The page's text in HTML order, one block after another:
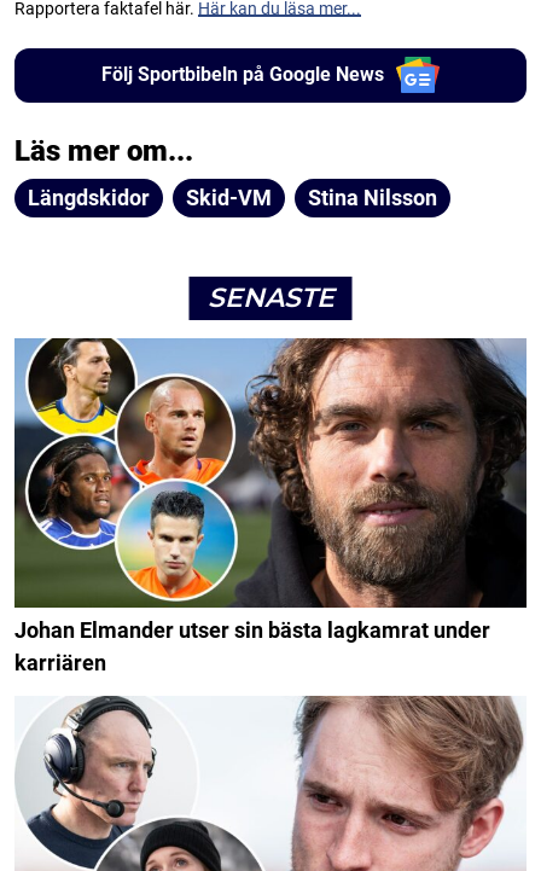
Rapportera faktafel här. Här kan du läsa mer...
Följ Sportbibeln på Google News
Läs mer om...
Längdskidor Skid-VM Stina Nilsson
SENASTE
Johan Elmander utser sin bästa lagkamrat under
karriären